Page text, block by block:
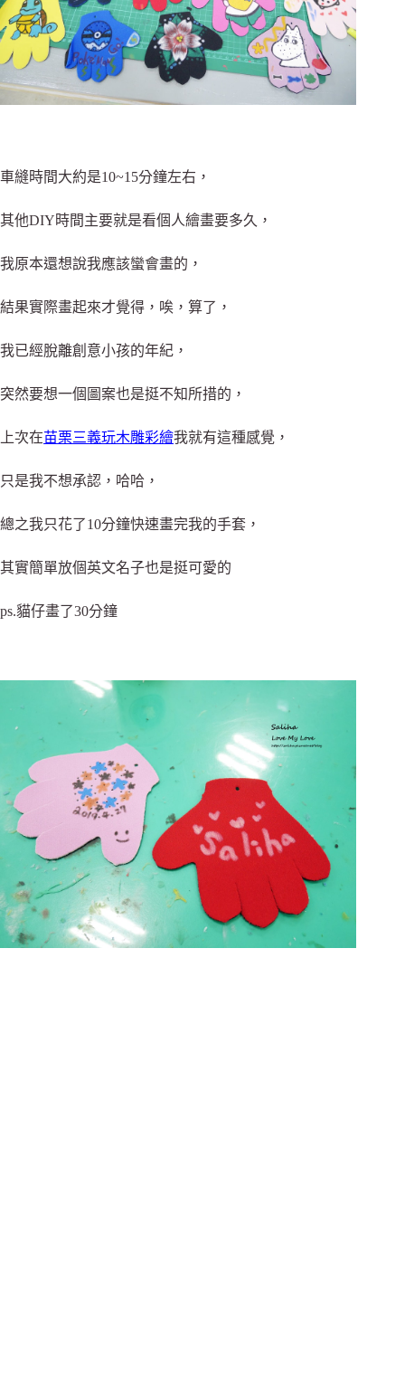
車縫時間大約是10~15分鐘左右，
其他DIY時間主要就是看個人繪畫要多久，
我原本還想說我應該蠻會畫的，
結果實際畫起來才覺得，唉，算了，
我已經脫離創意小孩的年紀，
突然要想一個圖案也是挺不知所措的，
上次在苗栗三義玩木雕彩繪我就有這種感覺，
只是我不想承認，哈哈，
總之我只花了10分鐘快速畫完我的手套，
其實簡單放個英文名子也是挺可愛的
ps.貓仔畫了30分鐘